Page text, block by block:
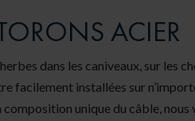
ACIER
dans les caniveaux, sur les
facilement installées sur
unique du câble, nous